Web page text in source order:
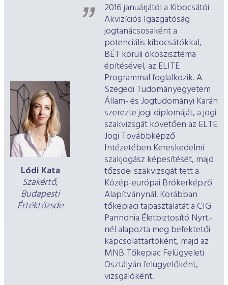
Lódi Kata
Szakértő,
Budapesti
Értéktőzsde
2016 januárjától a Kibocsátói
Akvizíciós Igazgatóság
jogtanácsosaként a
potenciális kibocsátókkal,
BÉT körüli ökoszisztéma
építésével, az ELITE
Programmal foglalkozik. A
Szegedi Tudományegyetem
Állam- és Jogtudományi Karán
szerezte jogi diplomáját, a jogi
szakvizsgát követően az ELTE
Jogi Továbbképző
Intézetében Kereskedelmi
szakjogász képesítését, majd
tőzsdei szakvizsgát tett a
Közép-európai Brókerképző
Alapítványnál. Korábban
tőkepiaci tapasztalatát a CIG
Pannonia Életbiztosító Nyrt.-
nél alapozta meg befektetői
kapcsolattartóként, majd az
MNB Tőkepiac Felügyeleti
Osztályán felügyelőként,
vizsgálóként.